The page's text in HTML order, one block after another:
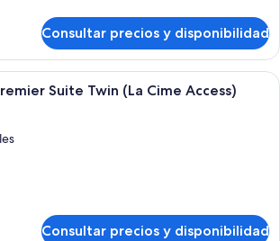
Consultar precios y disponibilidad
Suite Twin (La Cime Access)
Consultar precios y disponibilidad